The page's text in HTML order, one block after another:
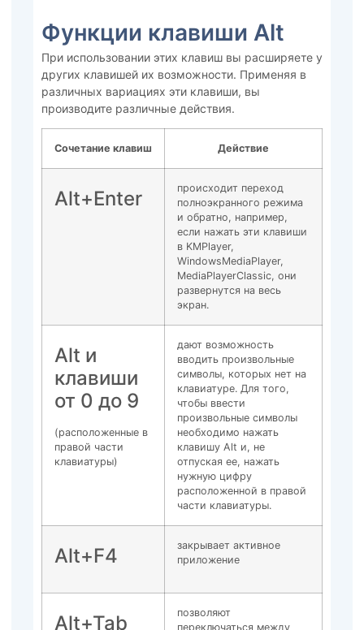
Функции клавиши Alt
При использовании этих клавиш вы расширяете у
других клавишей их возможности. Применяя в
различных вариациях эти клавиши, вы
производите различные действия.
Сочетание клавиш Действие
Alt+Enter
происходит переход
полноэкранного режима
и обратно, например,
если нажать эти клавиши
в KMPlayer,
WindowsMediaPlayer,
MediaPlayerClassic, они
развернутся на весь
экран.
Alt и
клавиши
от 0 до 9
(расположенные в
правой части
клавиатуры)
дают возможность
вводить произвольные
символы, которых нет на
клавиатуре. Для того,
чтобы ввести
произвольные символы
необходимо нажать
клавишу Alt и, не
отпуская ее, нажать
нужную цифру
расположенной в правой
части клавиатуры.
Alt+F4
закрывает активное
приложение
Alt+Tab
позволяют
переключаться между